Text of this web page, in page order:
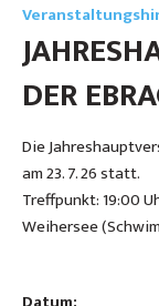
DER
Die
am 23. 7. 26 statt.
Treffpunkt: 19:00
Weihersee